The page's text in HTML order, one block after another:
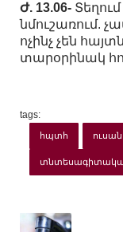
Ժ. 13.06-
նմուշառում.
ոչինչ չեն
տարօրինակ
tags:
հպտհ